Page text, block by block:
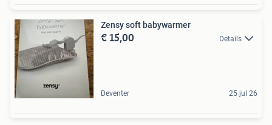
Zensy soft babywarmer
€ 15,00 Details
Deventer 25 jul 26